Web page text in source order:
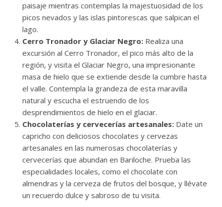
paisaje mientras contemplas la majestuosidad de los
picos nevados y las islas pintorescas que salpican el
lago.
Cerro Tronador y Glaciar Negro: Realiza una
excursión al Cerro Tronador, el pico más alto de la
región, y visita el Glaciar Negro, una impresionante
masa de hielo que se extiende desde la cumbre hasta
el valle. Contempla la grandeza de esta maravilla
natural y escucha el estruendo de los
desprendimientos de hielo en el glaciar.
Chocolaterías y cervecerías artesanales: Date un
capricho con deliciosos chocolates y cervezas
artesanales en las numerosas chocolaterías y
cervecerías que abundan en Bariloche. Prueba las
especialidades locales, como el chocolate con
almendras y la cerveza de frutos del bosque, y llévate
un recuerdo dulce y sabroso de tu visita.